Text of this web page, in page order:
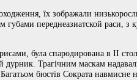
їх зображали
переднеазиатской раси, з
була спародирована в II
Трагічним маскам
бюстів Сократа навмисне